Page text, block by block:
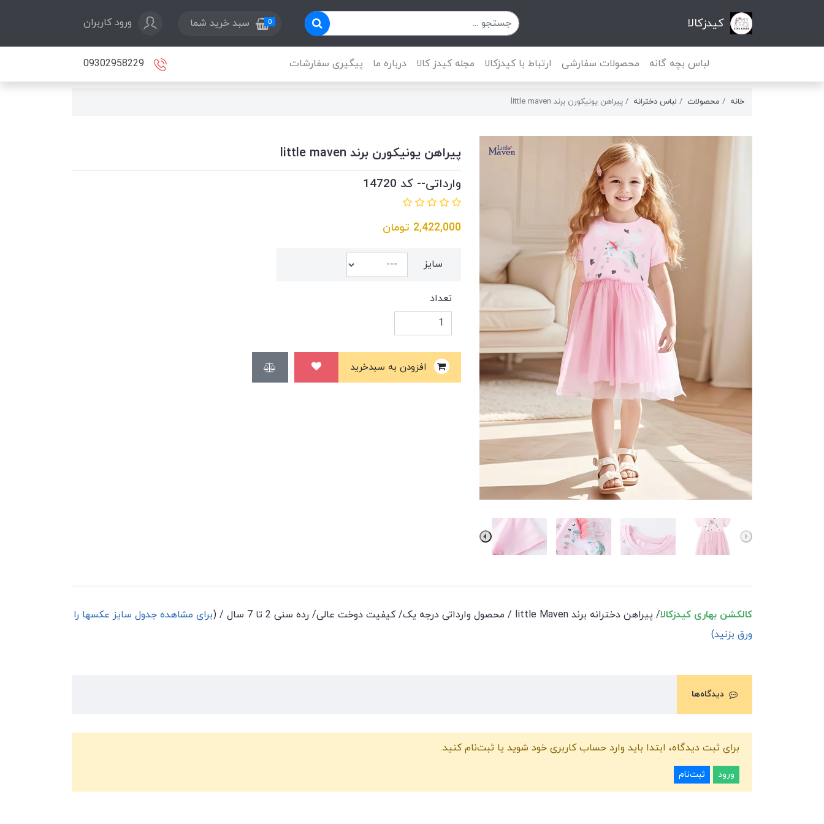
کیدزکالا 0 سبد خرید شما ورود کاربران
لباس بچه گانه محصولات سفارشی ارتباط با کیدزکالا مجله کیدز کالا درباره ما پیگیری سفارشات
خانه محصولات لباس دخترانه پیراهن یونیکورن برند little maven
پیراهن یونیکورن برند little maven
وارداتی-- کد 14720
2,422,000 تومان
سایز
تعداد
کالکشن بهاری کیدزکالا/ پیراهن دخترانه برند little Maven / محصول وارداتی درجه یک/ کیفیت دوخت عالی/ رده سنی 2 تا 7 سال / (
برای مشاهده جدول سایز عکسها را
ورق بزنید)
دیدگاه‌ها
برای ثبت دیدگاه، ابتدا باید وارد حساب کاربری خود شوید یا ثبت‌نام کنید.
ورود ثبت‌نام